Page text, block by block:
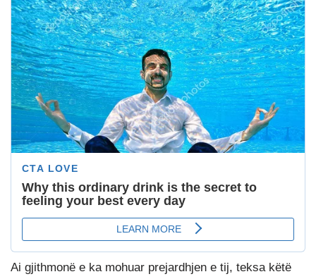
Ai gjithmonë e ka mohuar prejardhjen e tij, teksa këtë